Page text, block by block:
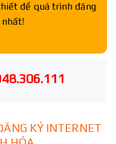
để quá trình đăng
nhất!
KÝ INTERNET